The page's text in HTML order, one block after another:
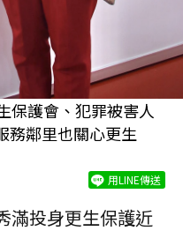
保護會、犯罪被害人
務鄰里也關心更生
用LINE傳送
滿投身更生保護近